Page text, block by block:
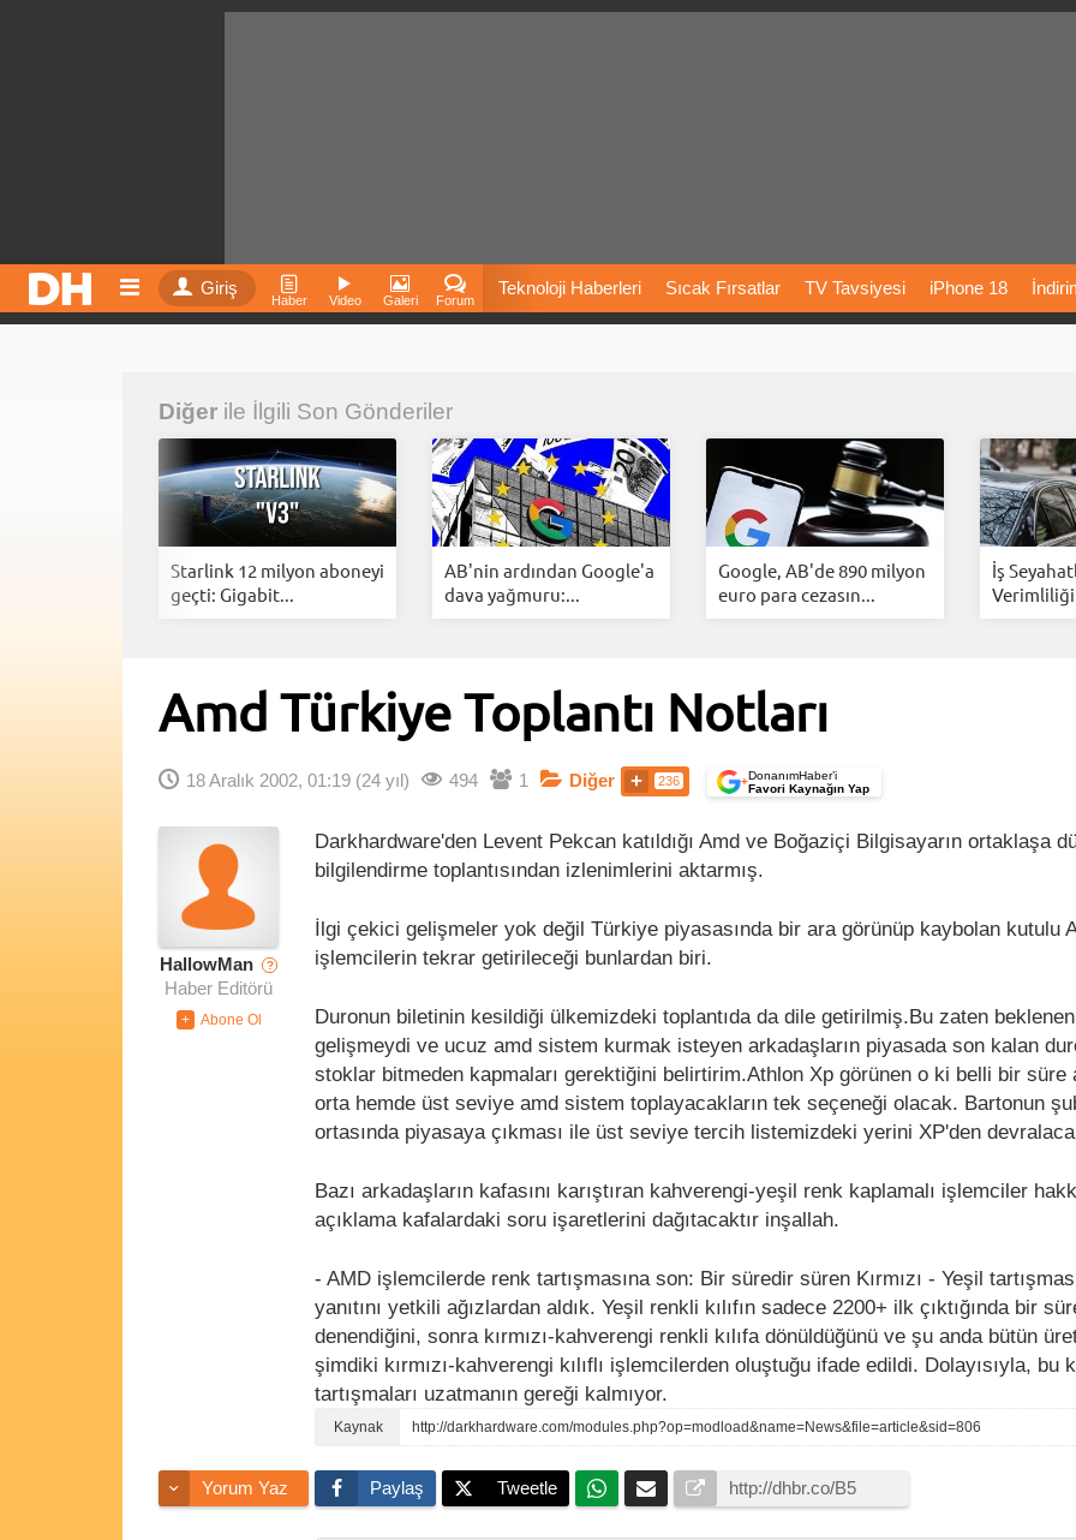
Giriş
Haber Video Galeri Forum
Teknoloji Haberleri Sıcak Fırsatlar TV Tavsiyesi iPhone 18
İnstagram Dondurma İnstagram Mü
Diğer ile İlgili Son Gönderiler
Starlink 12 milyon aboneyi
geçti: Gigabit...
AB'nin ardından Google'a
dava yağmuru:...
Google, AB'de 890 milyon
euro para cezasın...
İş
Amd Türkiye Toplantı Notları
18 Aralık 2002, 01:19 (24 yıl) 494 1 Diğer 236 +DonanımHaber’i
Favori Kaynağın Yap
HallowMan ?
Haber Editörü
Darkhardware'den Levent Pekcan katıldığı Amd ve Boğaziçi Bilgisayarın ortaklaşa
bilgilendirme toplantısından izlenimlerini aktarmış.
İlgi çekici gelişmeler yok değil Türkiye piyasasında bir ara görünüp kaybolan kutulu
işlemcilerin tekrar getirileceği bunlardan biri.
Duronun biletinin kesildiği ülkemizdeki toplantıda da dile getirilmiş.Bu zaten
gelişmeydi ve ucuz amd sistem kurmak isteyen arkadaşların piyasada son kalan
stoklar bitmeden kapmaları gerektiğini belirtirim.Athlon Xp görünen o ki belli bir süre
orta hemde üst seviye amd sistem toplayacakların tek seçeneği olacak. Bartonun
ortasında piyasaya çıkması ile üst seviye tercih listemizdeki yerini XP'den
Bazı arkadaşların kafasını karıştıran kahverengi-yeşil renk kaplamalı işlemciler
açıklama kafalardaki soru işaretlerini dağıtacaktır inşallah.
- AMD işlemcilerde renk tartışmasına son: Bir süredir süren Kırmızı - Yeşil
yanıtını yetkili ağızlardan aldık. Yeşil renkli kılıfın sadece 2200+ ilk çıktığında bir
denendiğini, sonra kırmızı-kahverengi renkli kılıfa dönüldüğünü ve şu anda bütün
şimdiki kırmızı-kahverengi kılıflı işlemcilerden oluştuğu ifade edildi. Dolayısıyla, bu
tartışmaları uzatmanın gereği kalmıyor.
http://darkhardware.com/modules.php?op=modload&name=News&file=article&sid=806
Yorum Yaz Paylaş Tweetle